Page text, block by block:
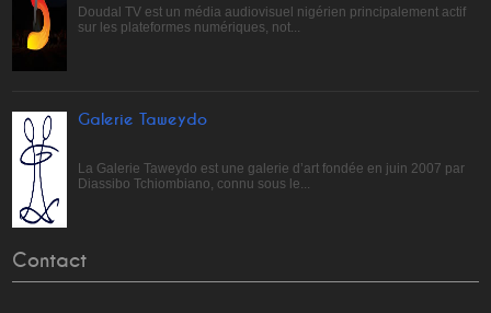
Doudal TV est un média audiovisuel nigérien principalement actif
sur les plateformes numériques, not...
Galerie Taweydo
La Galerie Taweydo est une galerie d’art fondée en juin 2007 par
Diassibo Tchiombiano, connu sous le...
Contact